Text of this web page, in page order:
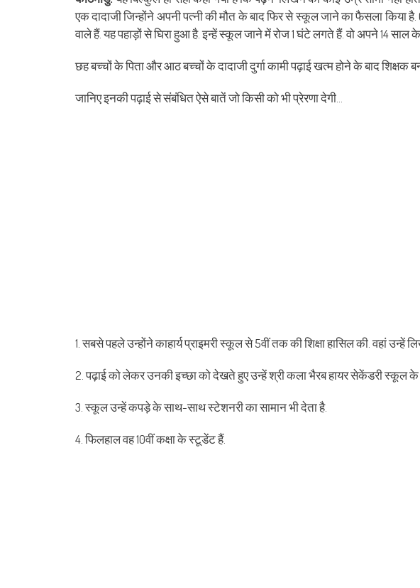
(Opens
in
new
window)
(Opens
in
new
window)
(Opens
in
new
window)
(Opens
in
new
window)
(Opens
in
new
window)
(Opens
in
new
window)
new
window)
(Opens
in
new
window)
(Opens
in
new
window)
(Opens
in
new
window)
a
friend
(Opens
in
new
एक दादाजी जिन्होंने अपनी पत्नी की मौत के बाद फिर से स्कूल जाने का फैसला किया है.
वाले हैं. यह पहाड़ों से घि‍रा हुआ है. इन्हें स्कूल जाने में रोज 1 घंटे लगते हैं. वो अपने 14
छह बच्चों के पिता और आठ बच्चों के दादाजी दुर्गा कामी पढ़ाई खत्म होने के बाद शिक्षक
जानिए इनकी पढ़ाई से संबंधित ऐसे बातें जो किसी को भी प्रेरणा देगी…
1. सबसे पहले उन्होंने काहार्य प्राइमरी स्कूल से 5वीं तक की शिक्षा हासिल की. वहां उन्हें
2. पढ़ाई को लेकर उनकी इच्छा को देखते हुए उन्हें श्री कला भैरब हायर सेकेंडरी स्कूल
3. स्कूल उन्हें कपड़े के साथ-साथ स्टेशनरी का सामान भी देता है.
4. फिलहाल वह 10वीं कक्षा के स्टूडेंट हैं.